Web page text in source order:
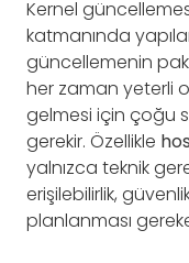
Kernel
katmanında
güncellemenin
her zaman yeterli
gelmesi için çoğu
gerekir. Özellikle
yalnızca teknik
erişilebilirlik,
planlanması